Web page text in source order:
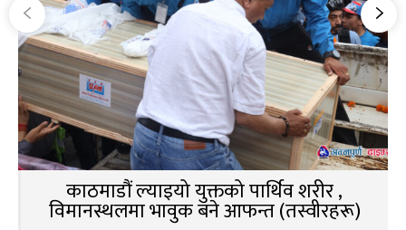
काठमाडौं ल्याइयो युक्तको पार्थिव शरीर ,
विमानस्थलमा भावुक बने आफन्त (तस्वीरहरू)